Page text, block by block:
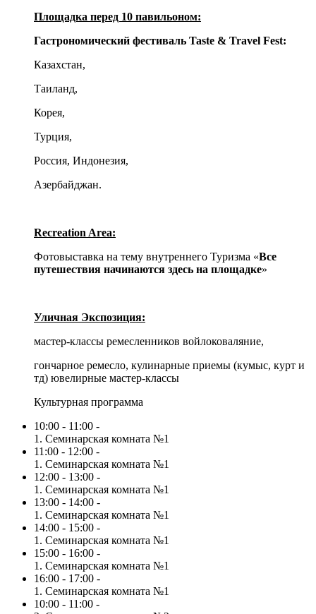
Площадка перед 10 павильоном:
Гастрономический фестиваль Taste & Travel Fest:
Казахстан,
Таиланд,
Корея,
Турция,
Россия, Индонезия,
Азербайджан.
Recreation Area:
Фотовыставка на тему внутреннего Туризма «Все
путешествия начинаются здесь на площадке»
Уличная Экспозиция:
мастер-классы ремесленников войлоковаляние,
гончарное ремесло, кулинарные приемы (кумыс, курт и
тд) ювелирные мастер-классы
Культурная программа
10:00 - 11:00 -
1. Семинарская комната №1
11:00 - 12:00 -
1. Семинарская комната №1
12:00 - 13:00 -
1. Семинарская комната №1
13:00 - 14:00 -
1. Семинарская комната №1
14:00 - 15:00 -
1. Семинарская комната №1
15:00 - 16:00 -
1. Семинарская комната №1
16:00 - 17:00 -
1. Семинарская комната №1
10:00 - 11:00 -